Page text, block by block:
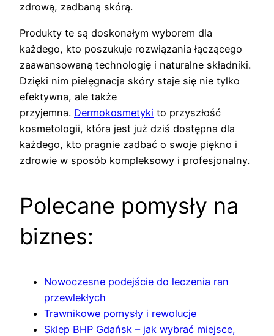
zdrową, zadbaną skórą.
Produkty te są doskonałym wyborem dla
każdego, kto poszukuje rozwiązania łączącego
zaawansowaną technologię i naturalne składniki.
Dzięki nim pielęgnacja skóry staje się nie tylko
efektywna, ale także
przyjemna. Dermokosmetyki to przyszłość
kosmetologii, która jest już dziś dostępna dla
każdego, kto pragnie zadbać o swoje piękno i
zdrowie w sposób kompleksowy i profesjonalny.
Polecane pomysły na
biznes:
Nowoczesne podejście do leczenia ran
przewlekłych
Trawnikowe pomysły i rewolucje
Sklep BHP Gdańsk – jak wybrać miejsce,